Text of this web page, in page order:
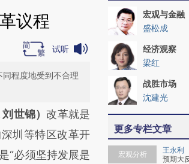
议程
试听
程度地受到不合理
：本文由第三方
文章
世锦） 改革就是
圳等特区改革开
“必须坚持发展是
宏观与金融
盛松成
经济观察
梁红
战胜市场
沈建光
更多专栏文章
宏观分析 王永利
预期大